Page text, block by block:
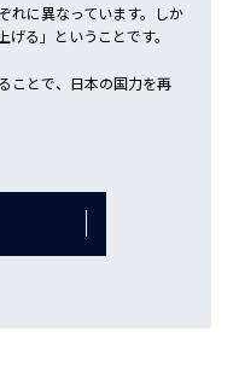
れに異なっています。しか
る」ということです。
ことで、日本の国力を再